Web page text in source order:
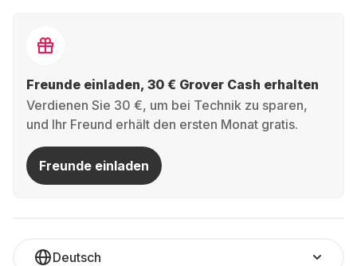
Freunde einladen, 30 € Grover Cash erhalten
Verdienen Sie 30 €, um bei Technik zu sparen,
und Ihr Freund erhält den ersten Monat gratis.
Freunde einladen
Deutsch